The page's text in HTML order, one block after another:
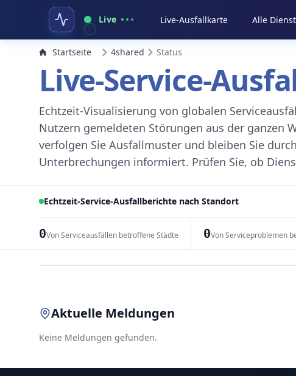
Live Live-Ausfallkarte Alle
Startseite 4shared Status
Live-Service-
Echtzeit-Visualisierung von globalen
Nutzern gemeldeten Störungen aus der ganzen
verfolgen Sie Ausfallmuster und bleiben Sie
Unterbrechungen informiert. Prüfen Sie, ob
Echtzeit-Service-Ausfallberichte nach Standort
0Von Serviceausfällen betroffene Städte 0Von Serviceproblemen
Aktuelle Meldungen
Keine Meldungen gefunden.